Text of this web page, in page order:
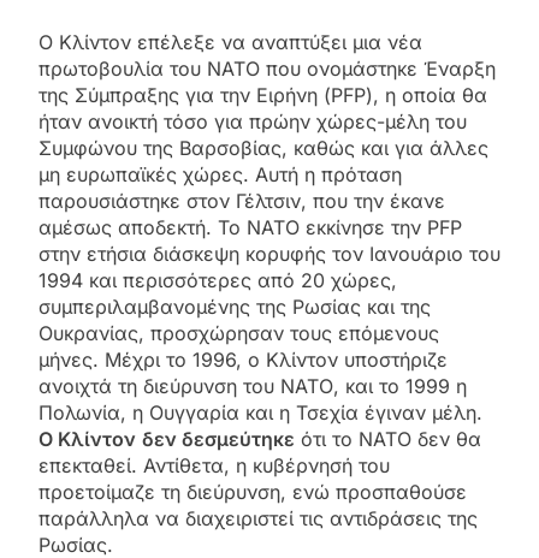
Ο Κλίντον επέλεξε να αναπτύξει μια νέα
πρωτοβουλία του ΝΑΤΟ που ονομάστηκε Έναρξη
της Σύμπραξης για την Ειρήνη (PFP), η οποία θα
ήταν ανοικτή τόσο για πρώην χώρες-μέλη του
Συμφώνου της Βαρσοβίας, καθώς και για άλλες
μη ευρωπαϊκές χώρες. Αυτή η πρόταση
παρουσιάστηκε στον Γέλτσιν, που την έκανε
αμέσως αποδεκτή. Το ΝΑΤΟ εκκίνησε την PFP
στην ετήσια διάσκεψη κορυφής τον Ιανουάριο του
1994 και περισσότερες από 20 χώρες,
συμπεριλαμβανομένης της Ρωσίας και της
Ουκρανίας, προσχώρησαν τους επόμενους
μήνες. Μέχρι το 1996, ο Κλίντον υποστήριζε
ανοιχτά τη διεύρυνση του ΝΑΤΟ, και το 1999 η
Πολωνία, η Ουγγαρία και η Τσεχία έγιναν μέλη.
Ο Κλίντον δεν δεσμεύτηκε ότι το ΝΑΤΟ δεν θα
επεκταθεί. Αντίθετα, η κυβέρνησή του
προετοίμαζε τη διεύρυνση, ενώ προσπαθούσε
παράλληλα να διαχειριστεί τις αντιδράσεις της
Ρωσίας.